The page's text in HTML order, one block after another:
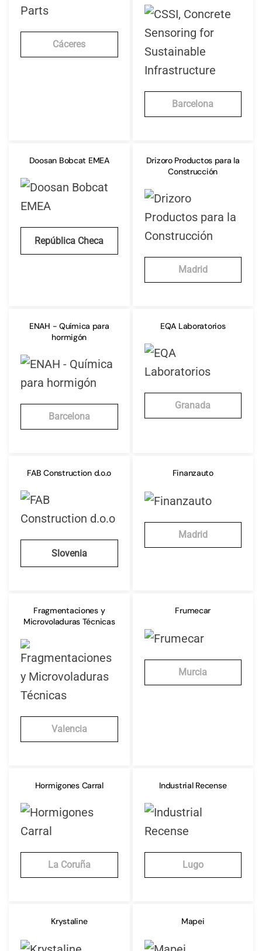
Cáceres
Barcelona
Doosan Bobcat EMEA
República Checa
Drizoro Productos para la
Construcción
Madrid
ENAH - Química para
hormigón
Barcelona
EQA Laboratorios
Granada
FAB Construction d.o.o
Slovenia
Finanzauto
Madrid
Fragmentaciones y
Microvoladuras Técnicas
Valencia
Frumecar
Murcia
Hormigones Carral
La Coruña
Industrial Recense
Lugo
Krystaline Mapei